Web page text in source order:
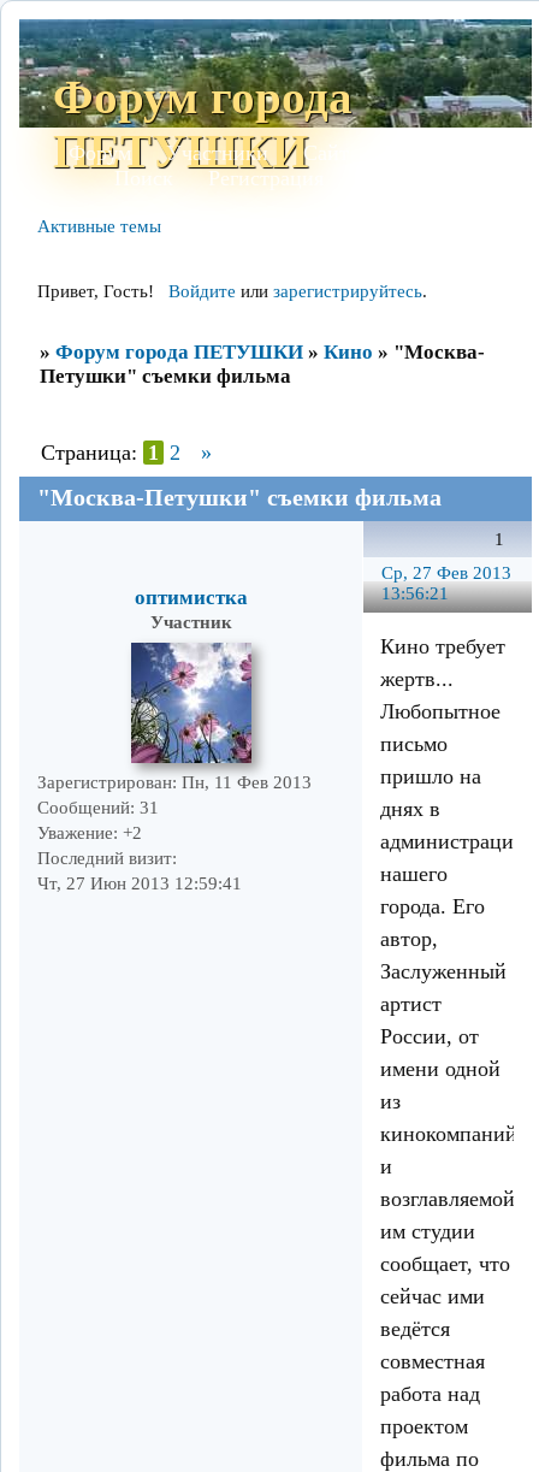
Форум города
ПЕТУШКИ
Форум Участники Сайт
Поиск
Регистрация
Активные темы
Привет, Гость! Войдите или зарегистрируйтесь.
» Форум города ПЕТУШКИ » Кино » "Москва-
Петушки" съемки фильма
"Москва-Петушки" съемки фильма
Страница: 1 2 »
1
Ср, 27 Фев 2013
13:56:21
оптимистка
Участник
Зарегистрирован: Пн, 11 Фев 2013
Сообщений: 31
Уважение: +2
Последний визит:
Чт, 27 Июн 2013 12:59:41
Кино требует
жертв...
Любопытное
письмо
пришло на
днях в
администрацию
нашего
города. Его
автор,
Заслуженный
артист
России, от
имени одной
из
кинокомпаний
и
возглавляемой
им студии
сообщает, что
сейчас ими
ведётся
совместная
работа над
проектом
фильма по